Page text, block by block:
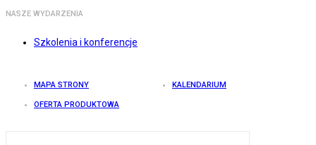
NASZE WYDARZENIA
Szkolenia i konferencje
MAPA STRONY KALENDARIUM
OFERTA PRODUKTOWA